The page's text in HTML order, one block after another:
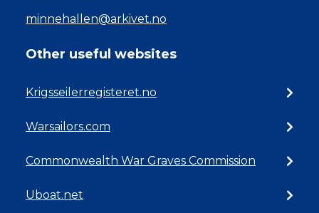
minnehallen@arkivet.no
Other useful websites
Krigsseilerregisteret.no
Warsailors.com
Commonwealth War Graves Commission
Uboat.net